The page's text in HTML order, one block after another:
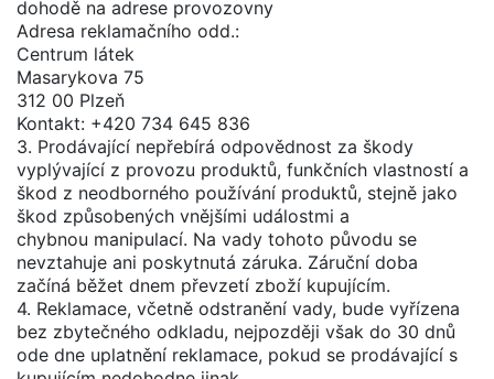
dohodě na adrese provozovny
Adresa reklamačního odd.:
Centrum látek
Masarykova 75
312 00 Plzeň
Kontakt: +420 734 645 836
3. Prodávající nepřebírá odpovědnost za škody
vyplývající z provozu produktů, funkčních vlastností a
škod z neodborného používání produktů, stejně jako
škod způsobených vnějšími událostmi a
chybnou manipulací. Na vady tohoto původu se
nevztahuje ani poskytnutá záruka. Záruční doba
začíná běžet dnem převzetí zboží kupujícím.
4. Reklamace, včetně odstranění vady, bude vyřízena
bez zbytečného odkladu, nejpozději však do 30 dnů
ode dne uplatnění reklamace, pokud se prodávající s